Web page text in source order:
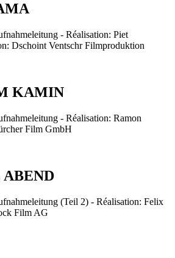
- Réalisation: Piet
Dschoint Ventschr Filmproduktion
KAMIN
- Réalisation: Ramon
Film GmbH
(Teil 2) - Réalisation: Felix
Film AG